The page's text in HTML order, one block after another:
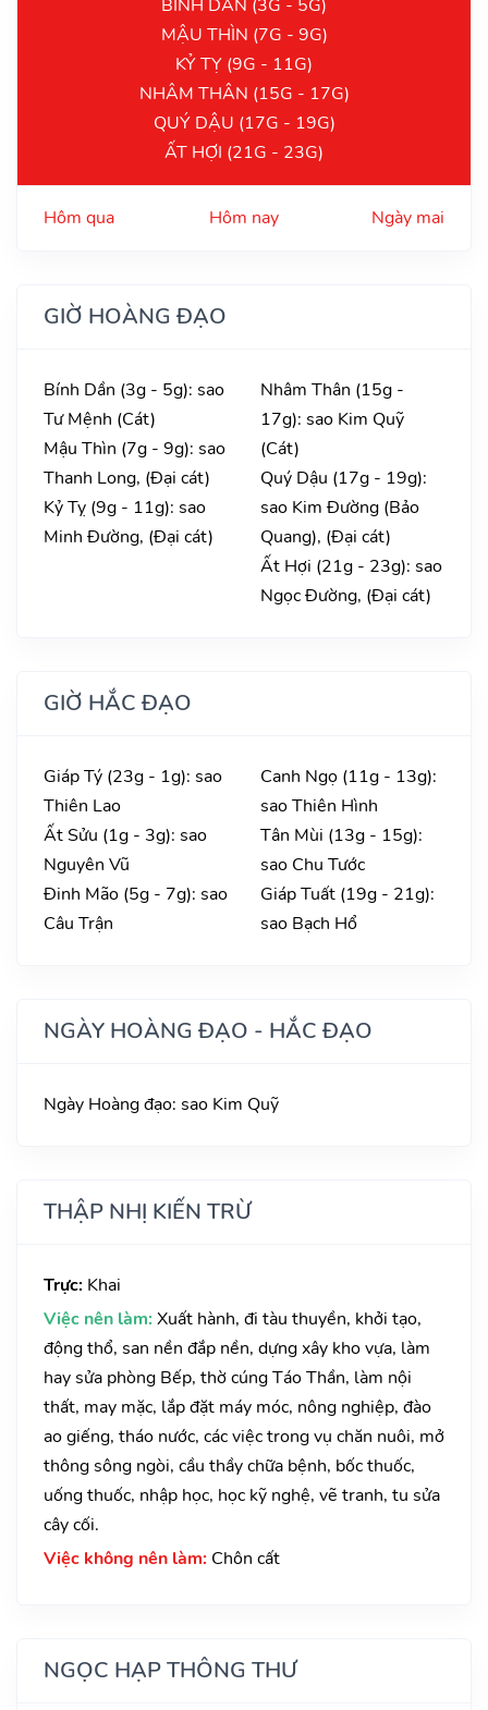
BÍNH DẦN (3G - 5G)
MẬU THÌN (7G - 9G)
KỶ TỴ (9G - 11G)
NHÂM THÂN (15G - 17G)
QUÝ DẬU (17G - 19G)
ẤT HỢI (21G - 23G)
Hôm qua Hôm nay Ngày mai
GIỜ HOÀNG ĐẠO
Bính Dần (3g - 5g): sao
Tư Mệnh (Cát)
Mậu Thìn (7g - 9g): sao
Thanh Long, (Đại cát)
Kỷ Tỵ (9g - 11g): sao
Minh Đường, (Đại cát)
Nhâm Thân (15g -
17g): sao Kim Quỹ
(Cát)
Quý Dậu (17g - 19g):
sao Kim Đường (Bảo
Quang), (Đại cát)
Ất Hợi (21g - 23g): sao
Ngọc Đường, (Đại cát)
GIỜ HẮC ĐẠO
Giáp Tý (23g - 1g): sao
Thiên Lao
Ất Sửu (1g - 3g): sao
Nguyên Vũ
Đinh Mão (5g - 7g): sao
Câu Trận
Canh Ngọ (11g - 13g):
sao Thiên Hình
Tân Mùi (13g - 15g):
sao Chu Tước
Giáp Tuất (19g - 21g):
sao Bạch Hổ
NGÀY HOÀNG ĐẠO - HẮC ĐẠO
Ngày Hoàng đạo: sao Kim Quỹ
THẬP NHỊ KIẾN TRỪ
Trực: Khai
Việc nên làm: Xuất hành, đi tàu thuyền, khởi tạo,
động thổ, san nền đắp nền, dựng xây kho vựa, làm
hay sửa phòng Bếp, thờ cúng Táo Thần, làm nội
thất, may mặc, lắp đặt máy móc, nông nghiệp, đào
ao giếng, tháo nước, các việc trong vụ chăn nuôi, mở
thông sông ngòi, cầu thầy chữa bệnh, bốc thuốc,
uống thuốc, nhập học, học kỹ nghệ, vẽ tranh, tu sửa
cây cối.
Việc không nên làm: Chôn cất
NGỌC HẠP THÔNG THƯ